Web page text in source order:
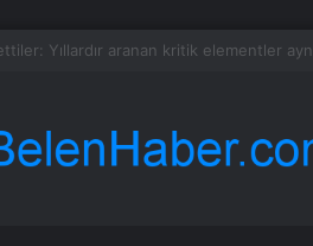
soktular: Gizli kapıyı açınca karşılarına